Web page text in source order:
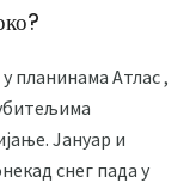
планинама Атлас ,
Јануар и
снег пада у